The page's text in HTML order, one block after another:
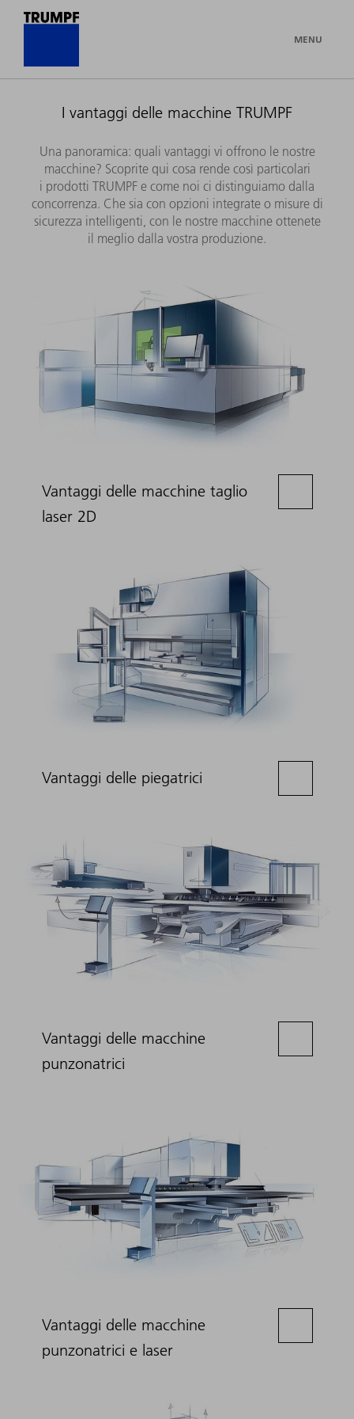
MENU
I vantaggi delle macchine TRUMPF
Una panoramica: quali vantaggi vi offrono le nostre
macchine? Scoprite qui cosa rende così particolari
i prodotti TRUMPF e come noi ci distinguiamo dalla
concorrenza. Che sia con opzioni integrate o misure di
sicurezza intelligenti, con le nostre macchine ottenete
il meglio dalla vostra produzione.
Vantaggi delle macchine taglio
laser 2D
Vantaggi delle piegatrici
Vantaggi delle macchine
punzonatrici
Vantaggi delle macchine
punzonatrici e laser